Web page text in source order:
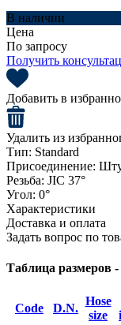
В наличии
Цена
По запросу
Получить
Добавить в
Удалить из
Тип: Standard
Присоединение:
Резьба: JIC 37°
Угол: 0°
Характеристики
Доставка и оплата
Задать вопрос по
Таблица размеров
Code D.N.
Hose
size